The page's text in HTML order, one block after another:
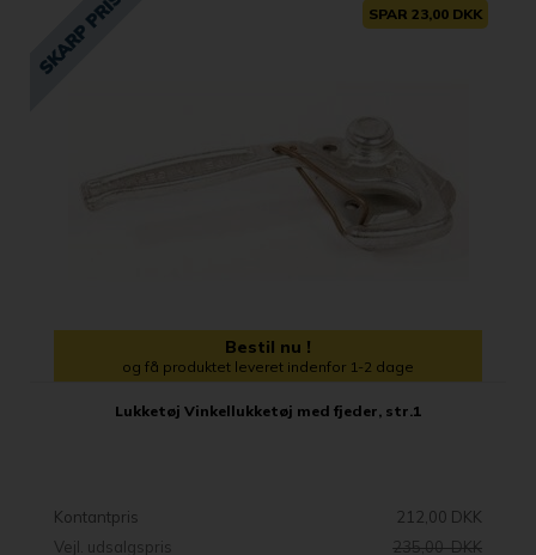
SPAR 23,00 DKK
Bestil nu !
og få produktet leveret indenfor 1-2 dage
Lukketøj Vinkellukketøj med fjeder, str.1
Kontantpris
212,00 DKK
Vejl. udsalgspris
235,00 DKK